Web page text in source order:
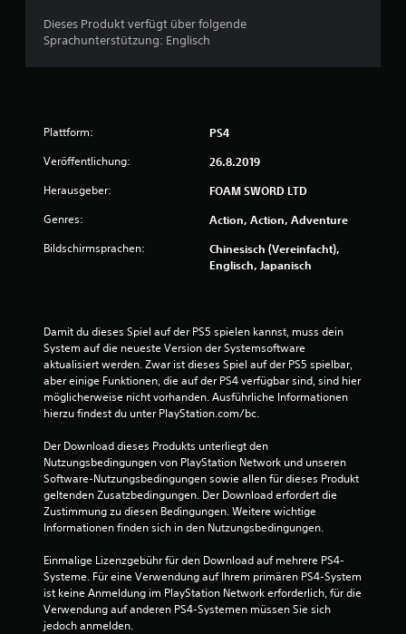
Dieses Produkt verfügt über folgende
Sprachunterstützung: Englisch
Plattform: PS4
Veröffentlichung: 26.8.2019
Herausgeber: FOAM SWORD LTD
Genres: Action, Action, Adventure
Bildschirmsprachen:
Chinesisch (Vereinfacht),
Englisch, Japanisch
Damit du dieses Spiel auf der PS5 spielen kannst, muss dein
System auf die neueste Version der Systemsoftware
aktualisiert werden. Zwar ist dieses Spiel auf der PS5 spielbar,
aber einige Funktionen, die auf der PS4 verfügbar sind, sind hier
möglicherweise nicht vorhanden. Ausführliche Informationen
hierzu findest du unter PlayStation.com/bc.
Der Download dieses Produkts unterliegt den
Nutzungsbedingungen von PlayStation Network und unseren
Software-Nutzungsbedingungen sowie allen für dieses Produkt
geltenden Zusatzbedingungen. Der Download erfordert die
Zustimmung zu diesen Bedingungen. Weitere wichtige
Informationen finden sich in den Nutzungsbedingungen.
Einmalige Lizenzgebühr für den Download auf mehrere PS4-
Systeme. Für eine Verwendung auf Ihrem primären PS4-System
ist keine Anmeldung im PlayStation Network erforderlich, für die
Verwendung auf anderen PS4-Systemen müssen Sie sich
jedoch anmelden.